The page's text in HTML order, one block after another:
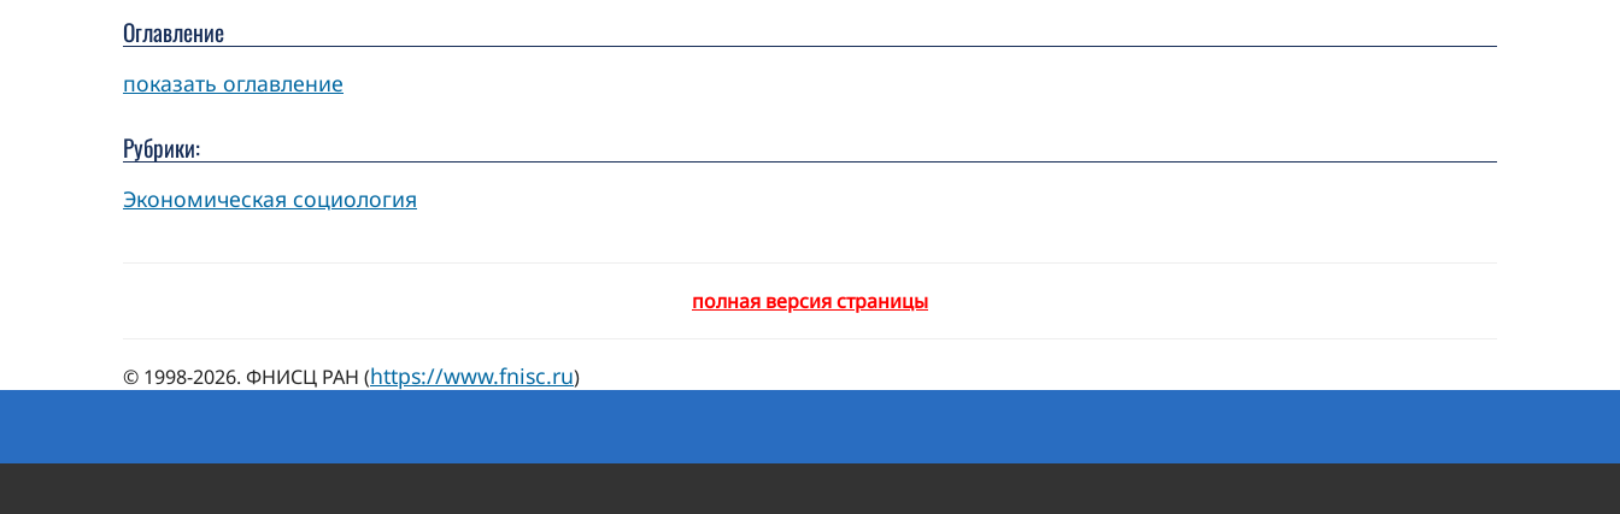
Оглавление
показать оглавление
Рубрики:
Экономическая социология
полная версия страницы
© 1998-2026. ФНИСЦ РАН (https://www.fnisc.ru)